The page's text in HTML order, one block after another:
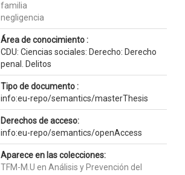
familia
negligencia
Área de conocimiento :
CDU: Ciencias sociales: Derecho: Derecho
penal. Delitos
Tipo de documento :
info:eu-repo/semantics/masterThesis
Derechos de acceso:
info:eu-repo/semantics/openAccess
Aparece en las colecciones:
TFM-M.U en Análisis y Prevención del